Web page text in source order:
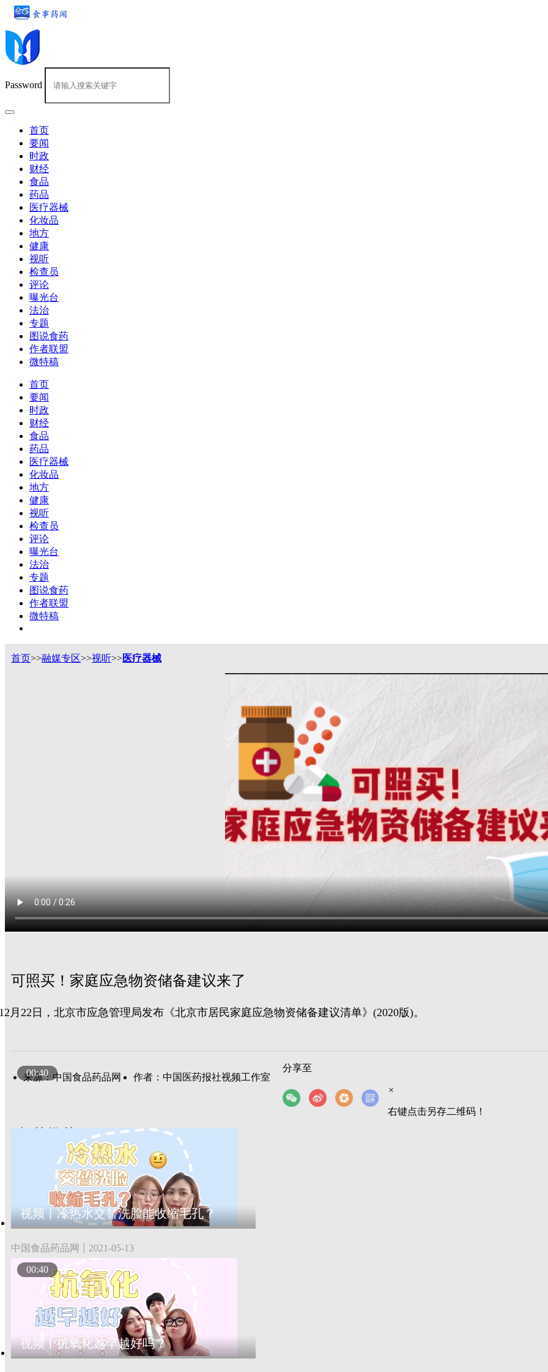
Password
首页
要闻
时政
财经
食品
药品
医疗器械
化妆品
地方
健康
视听
检查员
评论
曝光台
法治
专题
图说食药
作者联盟
微特稿
首页
要闻
时政
财经
食品
药品
医疗器械
化妆品
地方
健康
视听
检查员
评论
曝光台
法治
专题
图说食药
作者联盟
微特稿
首页>>融媒专区>>视听>>医疗器械
可照买！家庭应急物资储备建议来了
月22日，北京市应急管理局发布《北京市居民家庭应急物资储备建议清单》(2020版)。
来源：中国食品药品网 作者：中国医药报社视频工作室
分享至
×
右键点击另存二维码！
00:40
视频丨冷热水交替洗脸能收缩毛孔？
中国食品药品网 2021-05-13
00:40
视频丨抗氧化越早越好吗？